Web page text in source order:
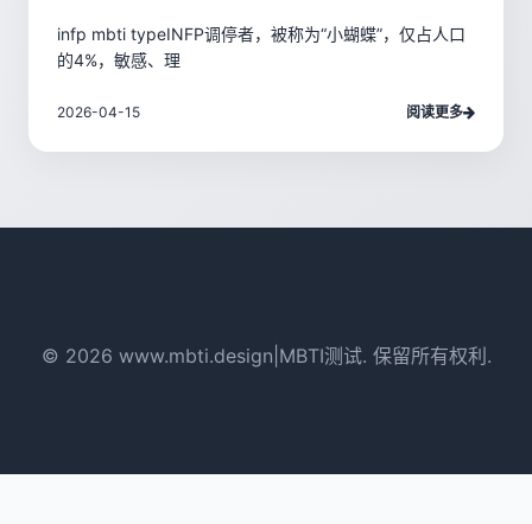
infp mbti typeINFP调停者，被称为“小蝴蝶”，仅占人口
的4%，敏感、理
2026-04-15 阅读更多
© 2026 www.mbti.design|MBTI测试. 保留所有权利.